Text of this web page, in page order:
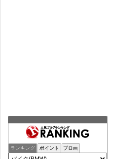
ランキング ポイント ブロ画